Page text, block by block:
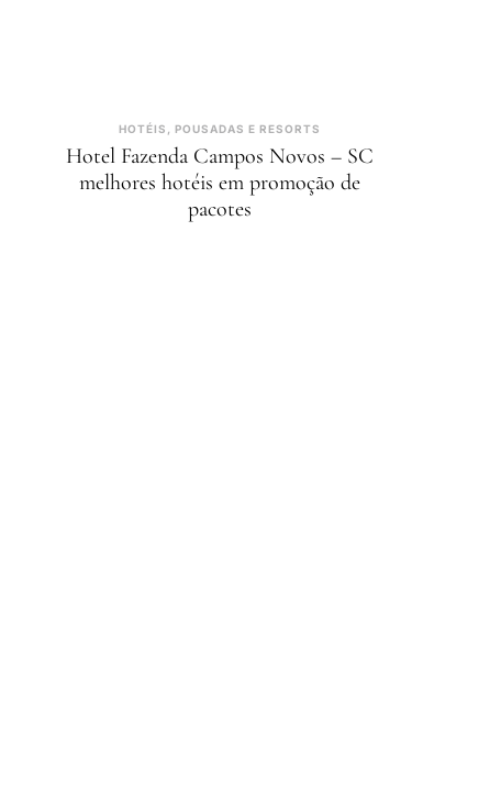
HOTÉIS, POUSADAS E RESORTS
Hotel Fazenda Campos Novos – SC
melhores hotéis em promoção de
pacotes